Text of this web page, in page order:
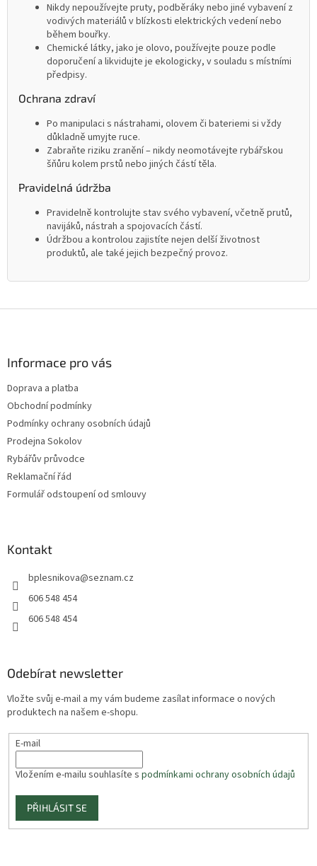
Nikdy nepoužívejte pruty, podběráky nebo jiné vybavení z
vodivých materiálů v blízkosti elektrických vedení nebo
během bouřky.
Chemické látky, jako je olovo, používejte pouze podle
doporučení a likvidujte je ekologicky, v souladu s místními
předpisy.
Ochrana zdraví
Po manipulaci s nástrahami, olovem či bateriemi si vždy
důkladně umyjte ruce.
Zabraňte riziku zranění – nikdy neomotávejte rybářskou
šňůru kolem prstů nebo jiných částí těla.
Pravidelná údržba
Pravidelně kontrolujte stav svého vybavení, včetně prutů,
navijáků, nástrah a spojovacích částí.
Údržbou a kontrolou zajistíte nejen delší životnost
produktů, ale také jejich bezpečný provoz.
Informace pro vás
Doprava a platba
Obchodní podmínky
Podmínky ochrany osobních údajů
Prodejna Sokolov
Rybářův průvodce
Reklamační řád
Formulář odstoupení od smlouvy
Kontakt
bplesnikova@seznam.cz
606 548 454
606 548 454
Odebírat newsletter
Vložte svůj e-mail a my vám budeme zasílat informace o nových
produktech na našem e-shopu.
E-mail
Vložením e-mailu souhlasíte s podmínkami ochrany osobních údajů
PŘIHLÁSIT SE